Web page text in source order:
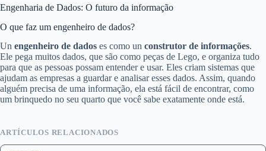
Engenharia de Dados: O futuro da informação
O que faz um engenheiro de dados?
Un engenheiro de dados es como un construtor de informações.
Ele pega muitos dados, que são como peças de Lego, e organiza tudo
para que as pessoas possam entender e usar. Eles criam sistemas que
ajudam as empresas a guardar e analisar esses dados. Assim, quando
alguém precisa de uma informação, ela está fácil de encontrar, como
um brinquedo no seu quarto que você sabe exatamente onde está.
ARTÍCULOS RELACIONADOS